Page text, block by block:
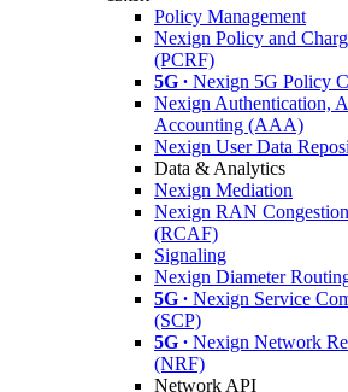
Policy Management
Nexign Policy and
(PCRF)
5G ∙ Nexign 5G Policy
Nexign Authentication,
Accounting (AAA)
Nexign User Data
Data & Analytics
Nexign Mediation
Nexign RAN
(RCAF)
Signaling
Nexign Diameter
5G ∙ Nexign Service
(SCP)
5G ∙ Nexign Network
(NRF)
Network API